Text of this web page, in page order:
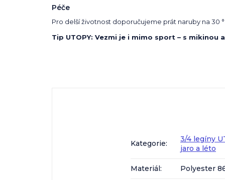
Péče
Pro delší životnost doporučujeme prát naruby na 30
Tip UTOPY: Vezmi je i mimo sport – s
Kategorie:
3/4 legíny
jaro a léto
Materiál: Polyester